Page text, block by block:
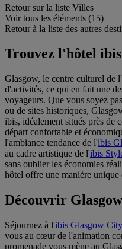
Retour sur la liste Villes
Voir tous les éléments (15)
Retour à la liste des autres
Trouvez l'hôtel
Glasgow, le centre culturel de
d'activités, ce qui en fait une
voyageurs. Que vous soyez
ou de sites historiques,
ibis, idéalement situés près de
départ confortable et
l'ambiance tendance de l'ibis
au cadre artistique de l'ibis
sans oublier les économies
hôtel offre une manière
Découvrir
Séjournez à l'ibis Glasgow
vous au cœur de l'animation
promenade vous mène au